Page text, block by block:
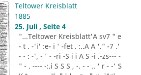
Teltower Kreisblatt
1885
25. Juli , Seite 4
"...Teltower Kreisblatt'A sv7 " e
- t . -'i' :e- i ' -fet . :..A A '." -7 .'
- - : -', - ' - -ri -S i i A S -i .-zs--- -
" - . ---- -:.i S S S , -. - - .. ' r - -' S